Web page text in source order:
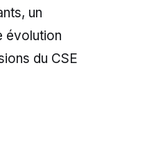
un
évolution
du CSE